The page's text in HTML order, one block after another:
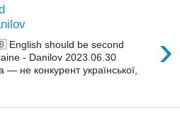
›
should be second
- Danilov 2023.06.30
не конкурент української,